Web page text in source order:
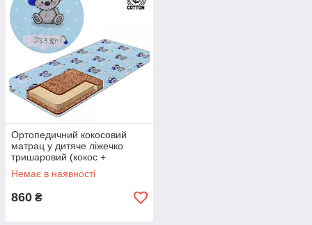
Ортопедичний кокосовий
матрац у дитяче ліжечко
тришаровий (кокос +
поролон) 120х60х10 см
Немає в наявності
860 ₴